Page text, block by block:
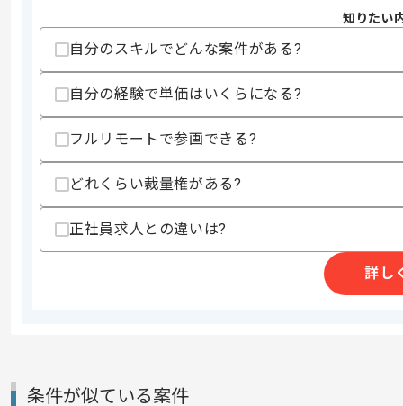
ム
人事・給与・労務シス
特徴 参画実績あり , 20代活
スキル
求めるスキル
・要件定義や基本設計フェーズからの
歓迎スキル
・Ruby on RailsやReactを用いた大規模
・Terraformを利用したIaC化の経験
・マイクロサービスアーキテクチャの
知りたい
自分のスキルでどんな案件がある?
自分の経験で単価はいくらになる?
フルリモートで参画できる?
どれくらい裁量権がある?
正社員求人との違いは?
詳し
条件が似ている案件